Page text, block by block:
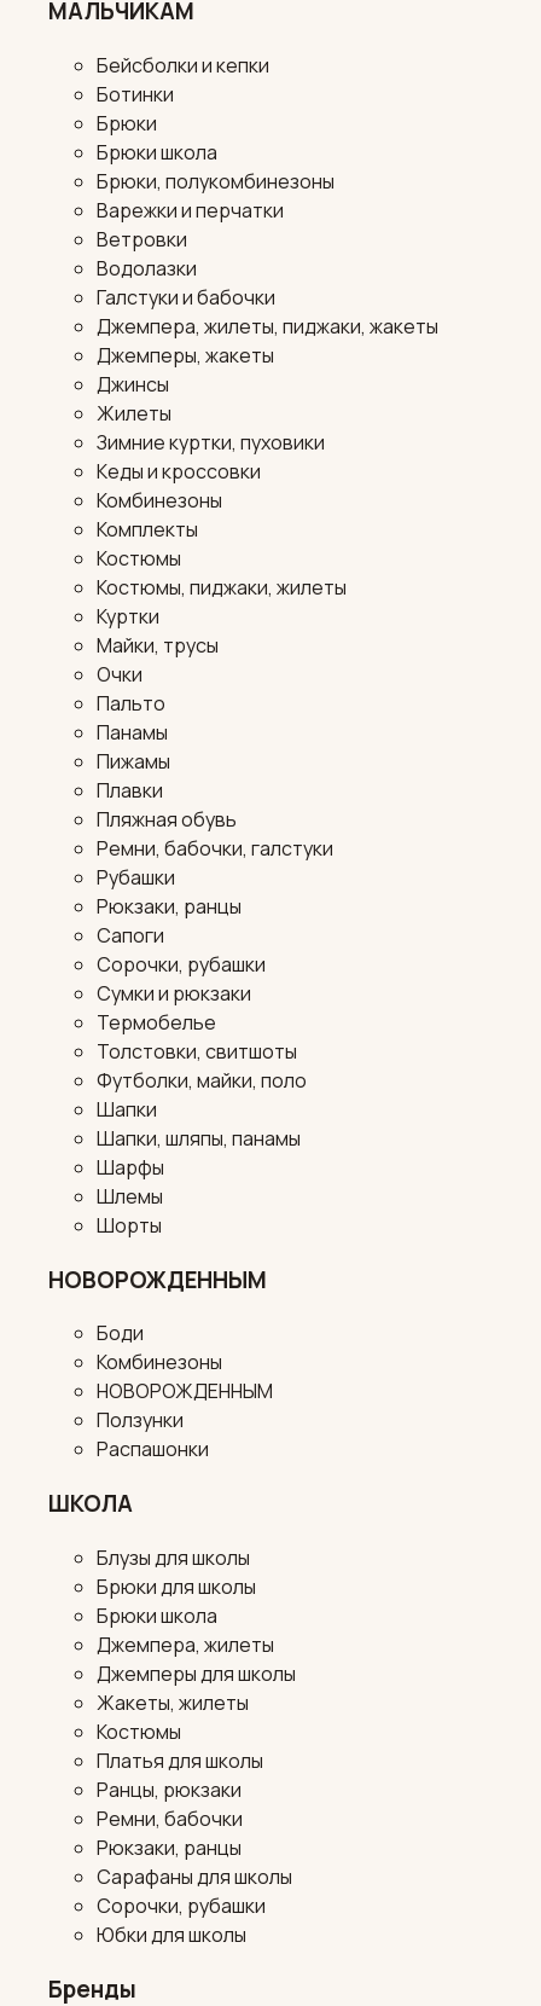
МАЛЬЧИКАМ
Бейсболки и кепки
Ботинки
Брюки
Брюки школа
Брюки, полукомбинезоны
Варежки и перчатки
Ветровки
Водолазки
Галстуки и бабочки
Джемпера, жилеты, пиджаки, жакеты
Джемперы, жакеты
Джинсы
Жилеты
Зимние куртки, пуховики
Кеды и кроссовки
Комбинезоны
Комплекты
Костюмы
Костюмы, пиджаки, жилеты
Куртки
Майки, трусы
Очки
Пальто
Панамы
Пижамы
Плавки
Пляжная обувь
Ремни, бабочки, галстуки
Рубашки
Рюкзаки, ранцы
Сапоги
Сорочки, рубашки
Сумки и рюкзаки
Термобелье
Толстовки, свитшоты
Футболки, майки, поло
Шапки
Шапки, шляпы, панамы
Шарфы
Шлемы
Шорты
НОВОРОЖДЕННЫМ
Боди
Комбинезоны
НОВОРОЖДЕННЫМ
Ползунки
Распашонки
ШКОЛА
Блузы для школы
Брюки для школы
Брюки школа
Джемпера, жилеты
Джемперы для школы
Жакеты, жилеты
Костюмы
Платья для школы
Ранцы, рюкзаки
Ремни, бабочки
Рюкзаки, ранцы
Сарафаны для школы
Сорочки, рубашки
Юбки для школы
Бренды